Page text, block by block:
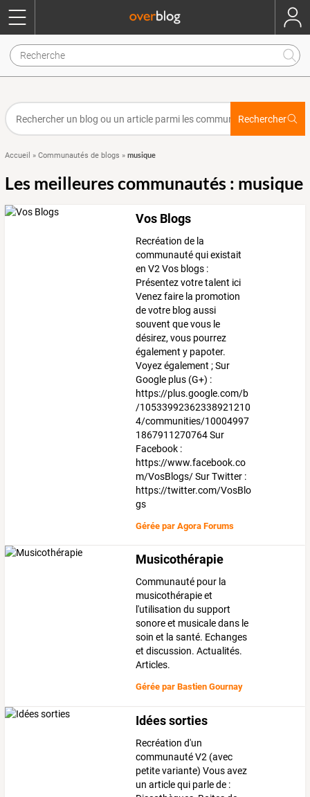
Rechercher
Accueil » Communautés de blogs » musique
Les meilleures communautés : musique
Vos Blogs
Recréation de la
communauté qui existait
en V2 Vos blogs :
Présentez votre talent ici
Venez faire la promotion
de votre blog aussi
souvent que vous le
désirez, vous pourrez
également y papoter.
Voyez également ; Sur
Google plus (G+) :
https://plus.google.com/b
/10533992362338921210
4/communities/10004997
1867911270764 Sur
Facebook :
https://www.facebook.co
m/VosBlogs/ Sur Twitter :
https://twitter.com/VosBlo
gs
Gérée parAgora Forums
Musicothérapie
Communauté pour la
musicothérapie et
l'utilisation du support
sonore et musicale dans le
soin et la santé. Echanges
et discussion. Actualités.
Articles.
Gérée parBastien Gournay
Idées sorties
Recréation d'un
communauté V2 (avec
petite variante) Vous avez
un article qui parle de :